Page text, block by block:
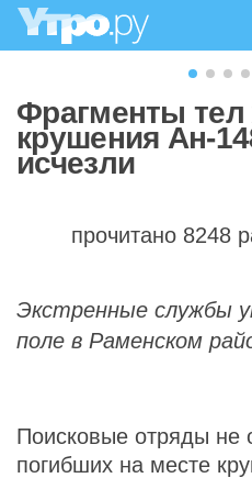
Фрагменты тел
крушения Ан-
исчезли
прочитано 8248
Экстренные службы
поле в Раменском
Поисковые отряды не
погибших на месте